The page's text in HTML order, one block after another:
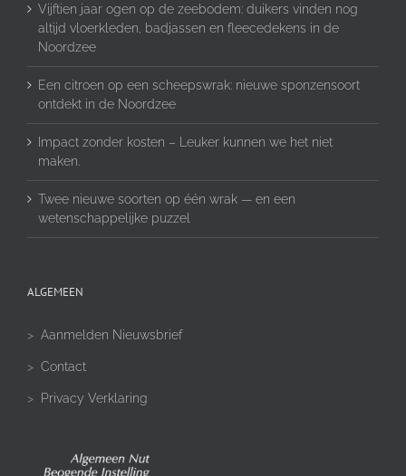
Vijftien jaar ogen op de zeebodem: duikers vinden nog
altijd vloerkleden, badjassen en fleecedekens in de
Noordzee
Een citroen op een scheepswrak: nieuwe sponzensoort
ontdekt in de Noordzee
Impact zonder kosten – Leuker kunnen we het niet
maken.
Twee nieuwe soorten op één wrak — en een
wetenschappelijke puzzel
ALGEMEEN
> Aanmelden Nieuwsbrief
> Contact
> Privacy Verklaring